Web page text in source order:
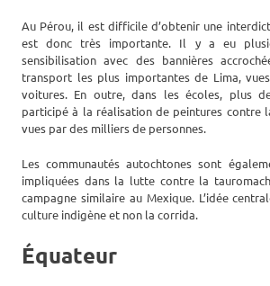
Au Pérou, il est difficile d’obtenir une
est donc très importante. Il y a eu
sensibilisation avec des bannières
transport les plus importantes de Lima,
voitures. En outre, dans les écoles, plus
participé à la réalisation de peintures contre
vues par des milliers de personnes.
Les communautés autochtones sont
impliquées dans la lutte contre la
campagne similaire au Mexique. L’idée
culture indigène et non la corrida.
Équateur